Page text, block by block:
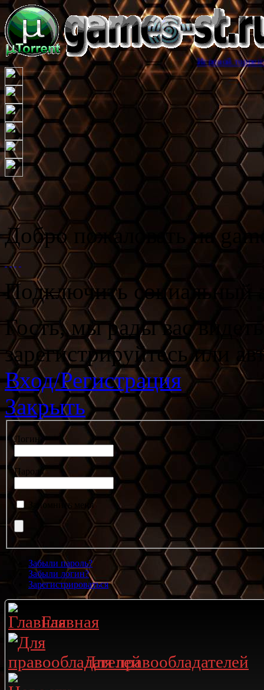
Игровой торрент трекер
Добро пожаловать на
Подключить социальный
Гость, мы рады вас
зарегистрируйтесь или
Вход/Регистрация
Закрыть
Логин
Пароль
Запомнить меня
Забыли пароль?
Забыли логин?
Зарегистрироваться
Главная
Для правообладателей